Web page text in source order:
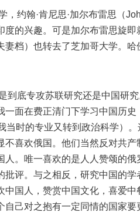
翰·肯尼思·加尔布雷思（
度的兴趣。可是加尔布雷思旋
妻档）也转去了芝加哥大学。
底专攻苏联研究还是中国研究
一面在费正清门下学习中国历
当时的专业又转到政治科学）
不喜欢俄国。他们当然反对共
人。唯一喜欢的是人人赞颂的
批评。与之相反，研究中国的
中国人，赞赏中国文化，喜爱
己对之抱有一定同情的国家要